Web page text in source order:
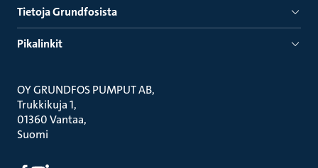
Tietoja Grundfosista
Pikalinkit
OY GRUNDFOS PUMPUT AB
Trukkikuja 1
01360 Vantaa
Suomi